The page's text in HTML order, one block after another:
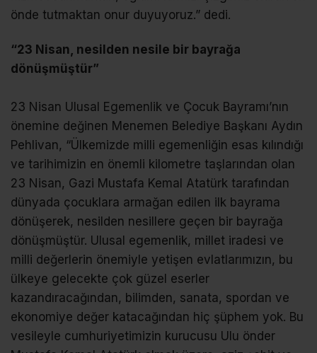
önde tutmaktan onur duyuyoruz.” dedi.
“23 Nisan, nesilden nesile bir bayrağa
dönüşmüştür”
23 Nisan Ulusal Egemenlik ve Çocuk Bayramı’nın
önemine değinen Menemen Belediye Başkanı Aydın
Pehlivan, “Ülkemizde milli egemenliğin esas kılındığı
ve tarihimizin en önemli kilometre taşlarından olan
23 Nisan, Gazi Mustafa Kemal Atatürk tarafından
dünyada çocuklara armağan edilen ilk bayrama
dönüşerek, nesilden nesillere geçen bir bayrağa
dönüşmüştür. Ulusal egemenlik, millet iradesi ve
milli değerlerin önemiyle yetişen evlatlarımızın, bu
ülkeye gelecekte çok güzel eserler
kazandıracağından, bilimden, sanata, spordan ve
ekonomiye değer katacağından hiç şüphem yok. Bu
vesileyle cumhuriyetimizin kurucusu Ulu önder